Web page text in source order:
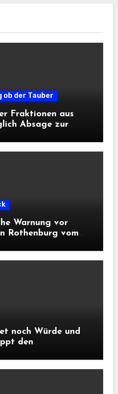
ob der Tauber
Fraktionen aus
Absage zur
Warnung vor
Rothenburg vom
noch Würde und
den